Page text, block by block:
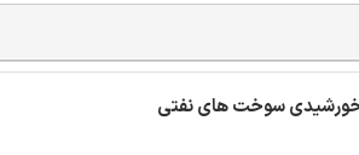
خورشیدی سوخت های نفتی